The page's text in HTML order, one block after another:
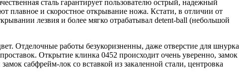
сталь гарантирует пользователю острый, надежный
и скоростное открывание ножа. Кстати, в отличии от
лезвия и более мягко отрабатывал detent-ball (небольшой
Отделочные работы безукоризненны, даже отверстие для шнурка
Открытие клинка 0452 происходит очень уверенно, замок
сабфрейм-лок со вставкой из закаленной стали, центровка